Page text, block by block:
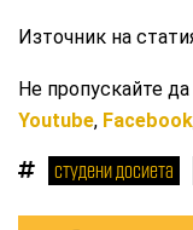
Източник на
Не пропускайте
Youtube, Facebook
студени досиета